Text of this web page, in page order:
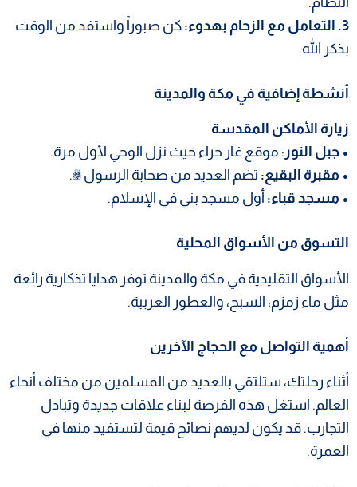
3. التعامل مع الزحام بهدوء:
كن صبوراً واستفد من الوقت
بذكر الله.
أنشطة إضافية في مكة والمدينة
زيارة الأماكن المقدسة
• جبل النور : موقع غار حراء حيث نزل الوحي لأول مرة.
• مقبرة البقيع: تضم العديد من صحابة الرسول ﷺ.
• مسجد قباء: أول مسجد بني في الإسلام.
التسوق من الأسواق المحلية
الأسواق التقليدية في مكة والمدينة توفر هدايا تذكارية رائعة
مثل ماء زمزم، السبح، والعطور العربية.
أهمية التواصل مع الحجاج الآخرين
أثناء رحلتك، ستلتقي بالعديد من المسلمين من مختلف أنحاء
العالم. استغل هذه الفرصة لبناء علاقات جديدة وتبادل
التجارب. قد يكون لديهم نصائح قيمة لتستفيد منها في
العمرة.